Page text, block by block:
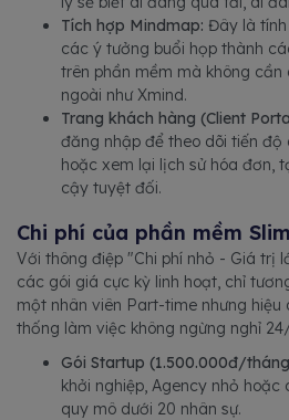
Tích hợp Mindmap: Đây là
các ý tưởng buổi họp thành
trên phần mềm mà không cần
ngoài như Xmind.
Trang khách hàng (Client
đăng nhập để theo dõi tiến độ
hoặc xem lại lịch sử hóa đơn,
cậy tuyệt đối.
Chi phí của phần mềm
Với thông điệp "Chi phí nhỏ - Giá trị
các gói giá cực kỳ linh hoạt, chỉ
một nhân viên Part-time nhưng
thống làm việc không ngừng nghỉ
Gói Startup (1.500.000đ/
khởi nghiệp, Agency nhỏ
quy mô dưới 20 nhân sự.